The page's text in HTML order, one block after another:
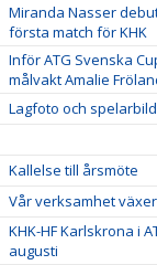
Miranda Nasser
första match för KHK
Inför ATG Svenska
målvakt Amalie
Lagfoto och
Kallelse till årsmöte
Vår verksamhet
KHK-HF Karlskrona i
augusti